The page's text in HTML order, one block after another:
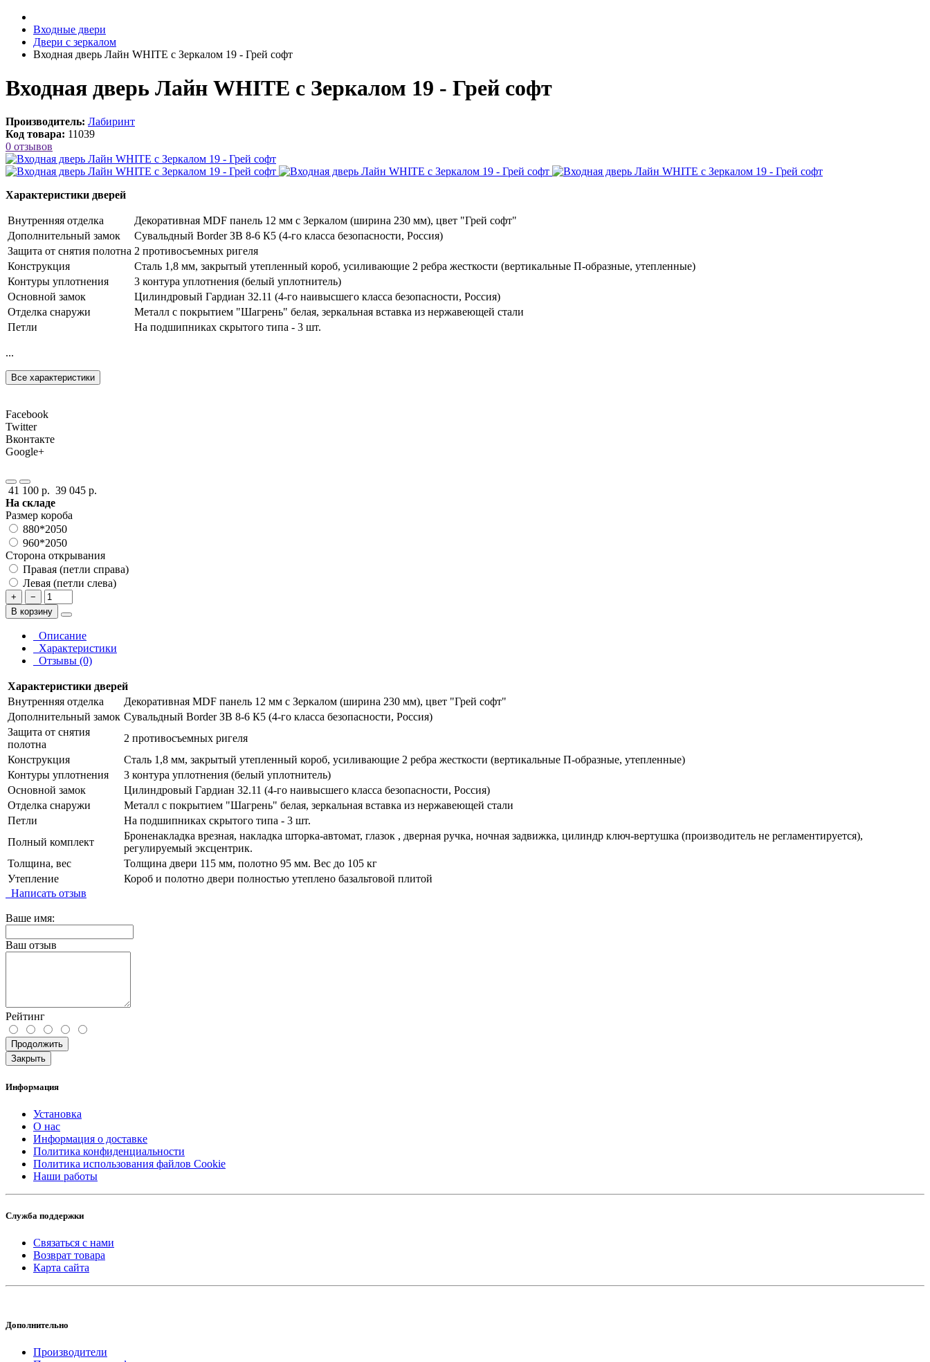
Входные двери
Двери с зеркалом
Входная дверь Лайн WHITE с Зеркалом 19 - Грей софт
Входная дверь Лайн WHITE с Зеркалом 19 - Грей софт
Производитель: Лабиринт
Код товара: 11039
0 отзывов
Характеристики дверей
Внутренняя отделка
Декоративная MDF панель 12 мм с Зеркалом (ширина 230 мм), цвет "Грей софт"
Дополнительный замок
Сувальдный Border ЗВ 8-6 К5 (4-го класса безопасности, Россия)
Защита от снятия полотна 2 противосъемных ригеля
Конструкция
Сталь 1,8 мм, закрытый утепленный короб, усиливающие 2 ребра жесткости (вертикальные П-образные, утепленные)
Контуры уплотнения
3 контура уплотнения (белый уплотнитель)
Основной замок
Цилиндровый Гардиан 32.11 (4-го наивысшего класса безопасности, Россия)
Отделка снаружи
Металл с покрытием "Шагрень" белая, зеркальная вставка из нержавеющей стали
Петли
На подшипниках скрытого типа - 3 шт.
...
Все характеристики
Facebook
Twitter
Вконтакте
Google+
41 100 р. 39 045 р.
На складе
Размер короба
880*2050
960*2050
Сторона открывания
Правая (петли справа)
Левая (петли слева)
+
−
В корзину
Описание
Характеристики
Отзывы (0)
Характеристики дверей
Внутренняя отделка
Декоративная MDF панель 12 мм с Зеркалом (ширина 230 мм), цвет "Грей софт"
Дополнительный замок Сувальдный Border ЗВ 8-6 К5 (4-го класса безопасности, Россия)
Защита от снятия
полотна
2 противосъемных ригеля
Конструкция
Сталь 1,8 мм, закрытый утепленный короб, усиливающие 2 ребра жесткости (вертикальные П-образные, утепленные)
Контуры уплотнения
3 контура уплотнения (белый уплотнитель)
Основной замок
Цилиндровый Гардиан 32.11 (4-го наивысшего класса безопасности, Россия)
Отделка снаружи
Металл с покрытием "Шагрень" белая, зеркальная вставка из нержавеющей стали
Петли
На подшипниках скрытого типа - 3 шт.
Полный комплект
Броненакладка врезная, накладка шторка-автомат, глазок , дверная ручка, ночная задвижка, цилиндр ключ-вертушка (производитель не регламентируется),
регулируемый эксцентрик.
Толщина, вес
Толщина двери 115 мм, полотно 95 мм. Вес до 105 кг
Утепление
Короб и полотно двери полностью утеплено базальтовой плитой
Написать отзыв
Ваше имя:
Ваш отзыв
Рейтинг
Продолжить
Закрыть
Информация
Установка
О нас
Информация о доставке
Политика конфиденциальности
Политика использования файлов Cookie
Наши работы
Служба поддержки
Связаться с нами
Возврат товара
Карта сайта
Дополнительно
Производители